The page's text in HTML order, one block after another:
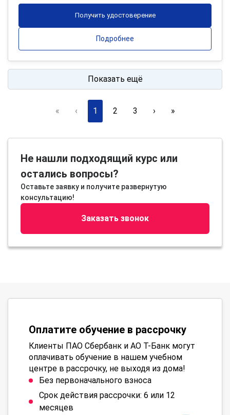
Получить удостоверение
Подробнее
Показать ещё
« ‹ 1 2 3 › »
Не нашли подходящий курс или
остались вопросы?
Оставьте заявку и получите развернутую
консультацию!
Заказать звонок
Оплатите обучение в рассрочку
Клиенты ПАО Сбербанк и АО Т-Банк могут
оплачивать обучение в нашем учебном
центре в рассрочку, не выходя из дома!
Без первоначального взноса
Срок действия рассрочки: 6 или 12
месяцев